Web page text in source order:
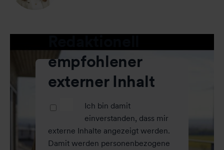
empfohlener
externer Inhalt
Ich bin damit
einverstanden, dass mir
externe Inhalte angezeigt werden.
Damit werden personenbezogene